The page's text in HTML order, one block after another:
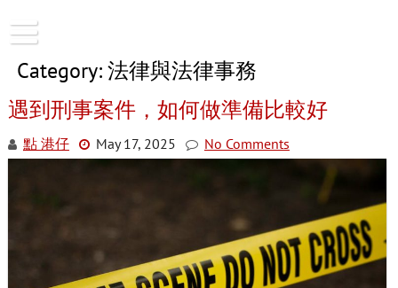
Category:法律與法律事務
遇到刑事案件，如何做準備比較好
點 港仔 May 17, 2025 No Comments